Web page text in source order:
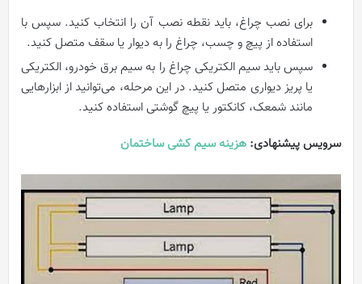
برای نصب چراغ، باید نقطه نصب آن را انتخاب کنید. سپس با
استفاده از پیچ و چسب، چراغ را به دیوار یا سقف متصل کنید.
سپس باید سیم الکتریکی چراغ را به سیم برق خودرو، الکتریکی
یا پریز دیواری متصل کنید. در این مرحله، می‌توانید از ابزارهایی
مانند شمعک، کانکتور یا پیچ گوشتی استفاده کنید.
سرویس پیشنهادی: هزینه سیم کشی ساختمان